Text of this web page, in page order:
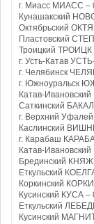
г. Миасс МИАСС –
Кунашакский
Октябрьский
Пластовский
Троицкий ТРОИЦК
г. Усть-Катав
г. Челябинск
г. Южноуральск
Катав-
Саткинский
г. Верхний
Каслинский
г. Карабаш
Катав-
Брединский
Еткульский
Коркинский
Кусинский КУСА –
Еткульский
Кусинский